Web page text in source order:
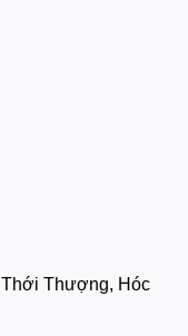
Thượng, Hóc